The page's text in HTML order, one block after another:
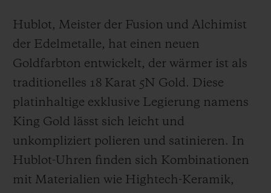
Hublot, Meister der Fusion und Alchimist
der Edelmetalle, hat einen neuen
Goldfarbton entwickelt, der wärmer ist als
traditionelles 18 Karat 5N Gold. Diese
platinhaltige exklusive Legierung namens
King Gold lässt sich leicht und
unkompliziert polieren und satinieren. In
Hublot-Uhren finden sich Kombinationen
mit Materialien wie Hightech-Keramik,